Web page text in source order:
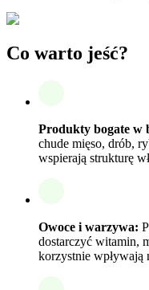
Co warto jeść?
Produkty bogate w
chude mięso, drób,
wspierają strukturę
Owoce i warzywa:
dostarczyć witamin,
korzystnie wpływają